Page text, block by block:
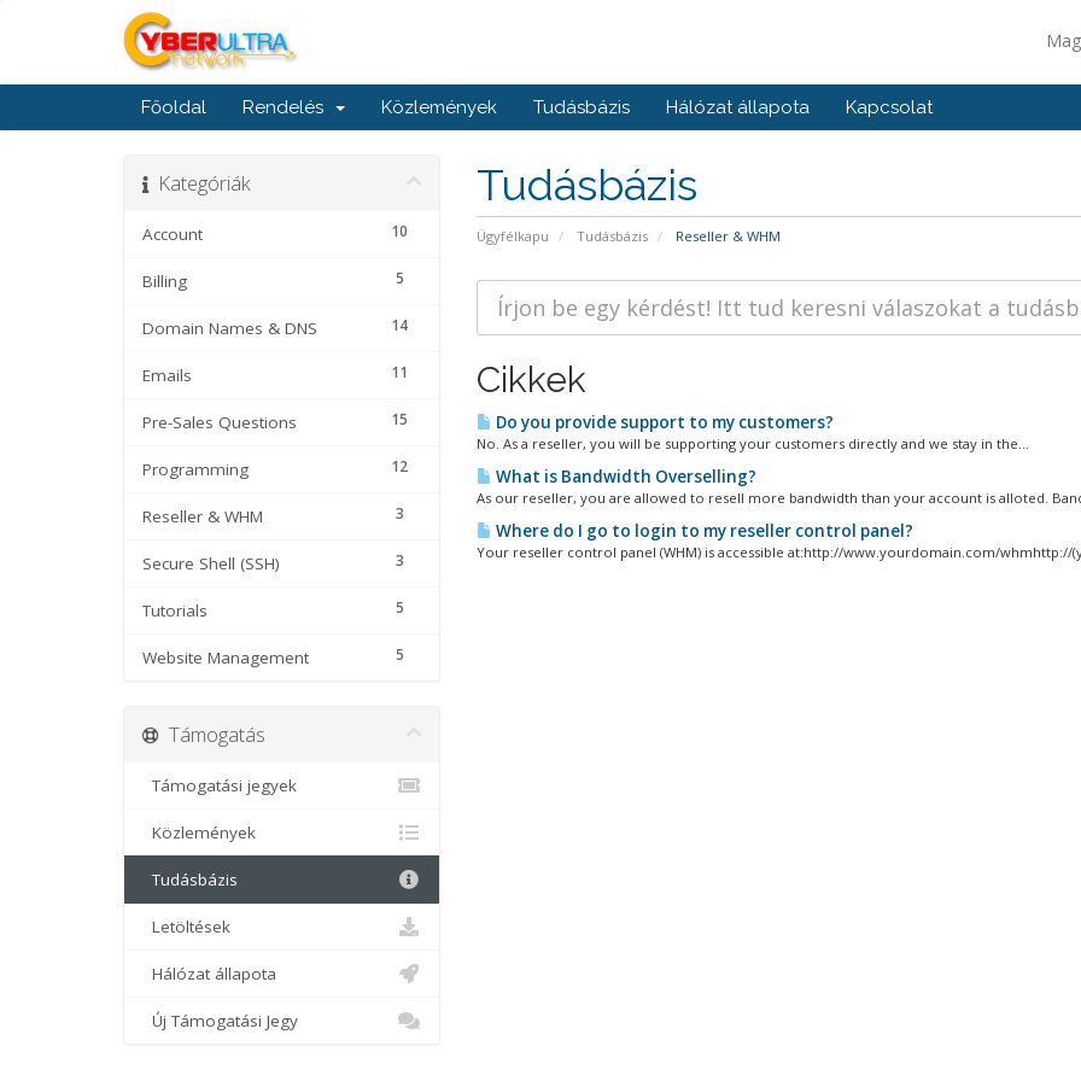
Főoldal Rendelés Közlemények Tudásbázis Hálózat állapota Kapcsolat
Tudásbázis
Ügyfélkapu Tudásbázis Reseller & WHM
Kategóriák
10
Account
5
Billing
14
Domain Names & DNS
11
Emails
15
Pre-Sales Questions
12
Programming
3
Reseller & WHM
3
Secure Shell (SSH)
5
Tutorials
5
Website Management
Cikkek
Do you provide support to my customers?
No. As a reseller, you will be supporting your customers directly and we stay in the...
What is Bandwidth Overselling?
As our reseller, you are allowed to resell more bandwidth than your account is alloted.
Where do I go to login to my reseller control panel?
Your reseller control panel (WHM) is accessible at:http://www.yourdomain.com/whmhttp://
Támogatás
Támogatási jegyek
Közlemények
Tudásbázis
Letöltések
Hálózat állapota
Új Támogatási Jegy